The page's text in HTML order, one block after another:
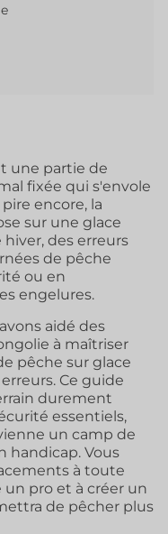
une partie de
fixée qui s'envole
encore, la
sur une glace
des erreurs
de pêche
ou en
engelures.
aidé des
à maîtriser
pêche sur glace
Ce guide
durement
essentiels,
un camp de
handicap. Vous
à toute
un pro et à créer un
de pêcher plus